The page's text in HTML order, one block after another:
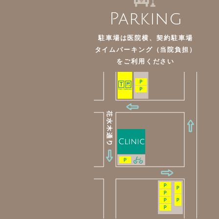
Parking
駐車場は医院横、契約駐車場
タイムパーキング（当院負担）
をご利用ください